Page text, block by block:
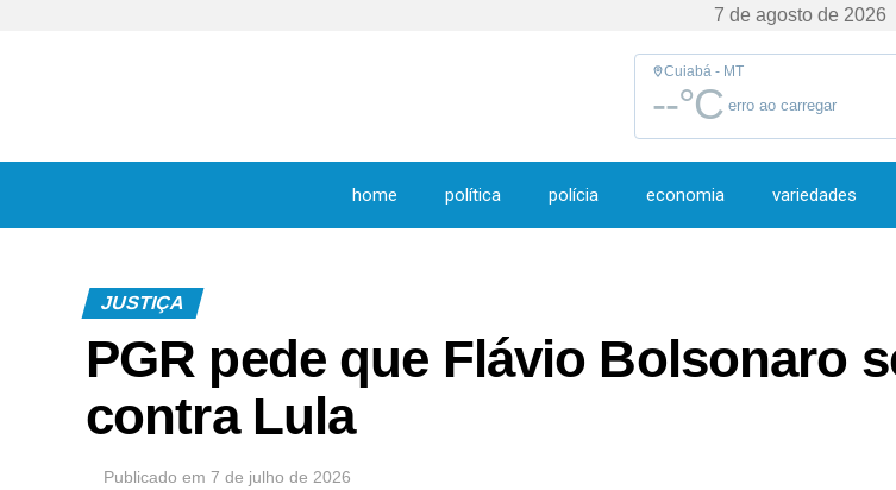
Cuiabá - MT
--°C erro ao carregar
home política polícia economia variedades
7 de agosto de 2026
JUSTIÇA
PGR pede que Flávio Bolsonaro
contra Lula
Publicado em 7 de julho de 2026